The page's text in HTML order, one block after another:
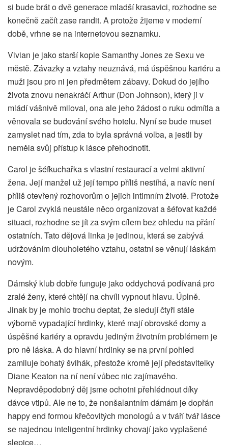
si bude brát o dvě generace mladší krasavici, rozhodne se
konečně začít zase randit. A protože žijeme v moderní
době, vrhne se na internetovou seznamku.
Vivian je jako starší kopie Samanthy Jones ze Sexu ve
městě. Závazky a vztahy neuznává, má úspěšnou kariéru a
muži jsou pro ni jen předmětem zábavy. Dokud do jejího
života znovu nenakráčí Arthur (Don Johnson), který ji v
mládí vášnivě miloval, ona ale jeho žádost o ruku odmítla a
věnovala se budování svého hotelu. Nyní se bude muset
zamyslet nad tím, zda to byla správná volba, a jestli by
neměla svůj přístup k lásce přehodnotit.
Carol je šéfkuchařka s vlastní restaurací a velmi aktivní
žena. Její manžel už její tempo příliš nestíhá, a navíc není
příliš otevřený rozhovorům o jejich intimním životě. Protože
je Carol zvyklá neustále něco organizovat a šéfovat každé
situaci, rozhodne se jít za svým cílem bez ohledu na přání
ostatních. Tato dějová linka je jedinou, která se zabývá
udržováním dlouholetého vztahu, ostatní se věnují láskám
novým.
Dámský klub dobře funguje jako oddychová podívaná pro
zralé ženy, které chtějí na chvíli vypnout hlavu. Úplně.
Jinak by je mohlo trochu deptat, že sledují čtyři stále
výborně vypadající hrdinky, které mají obrovské domy a
úspěšné kariéry a opravdu jediným životním problémem je
pro ně láska. A do hlavní hrdinky se na první pohled
zamiluje bohatý švihák, přestože kromě její představitelky
Diane Keaton na ní není vůbec nic zajímavého.
Nepravděpodobný děj jsme ochotni přehlédnout díky
dávce vtipů. Ale ne to, že nonšalantním dámám je dopřán
happy end formou křečovitých monologů a v tváří tvář lásce
se najednou inteligentní hrdinky chovají jako vyplašené
slepice…